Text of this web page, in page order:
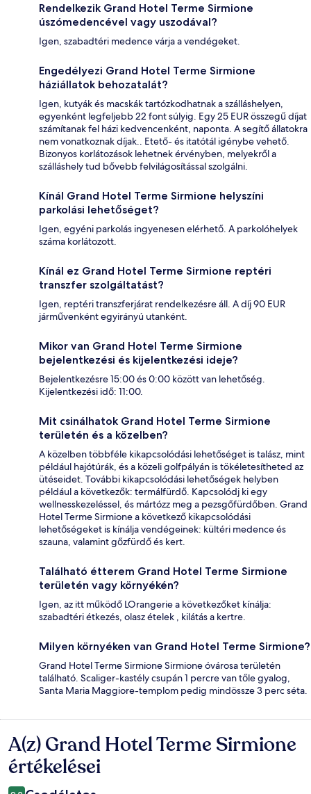
Rendelkezik Grand Hotel Terme Sirmione
úszómedencével vagy uszodával?
Igen, szabadtéri medence várja a vendégeket.
Engedélyezi Grand Hotel Terme Sirmione
háziállatok behozatalát?
Igen, kutyák és macskák tartózkodhatnak a szálláshelyen,
egyenként legfeljebb 22 font súlyig. Egy 25 EUR összegű díjat
számítanak fel házi kedvencenként, naponta. A segítő állatokra
nem vonatkoznak díjak.. Etető- és itatótál igénybe vehető.
Bizonyos korlátozások lehetnek érvényben, melyekről a
szálláshely tud bővebb felvilágosítással szolgálni.
Kínál Grand Hotel Terme Sirmione helyszíni
parkolási lehetőséget?
Igen, egyéni parkolás ingyenesen elérhető. A parkolóhelyek
száma korlátozott.
Kínál ez Grand Hotel Terme Sirmione reptéri
transzfer szolgáltatást?
Igen, reptéri transzferjárat rendelkezésre áll. A díj 90 EUR
járművenként egyirányú utanként.
Mikor van Grand Hotel Terme Sirmione
bejelentkezési és kijelentkezési ideje?
Bejelentkezésre 15:00 és 0:00 között van lehetőség.
Kijelentkezési idő: 11:00.
Mit csinálhatok Grand Hotel Terme Sirmione
területén és a közelben?
A közelben többféle kikapcsolódási lehetőséget is talász, mint
például hajótúrák, és a közeli golfpályán is tökéletesítheted az
ütéseidet. További kikapcsolódási lehetőségek helyben
például a következők: termálfürdő. Kapcsolódj ki egy
wellnesskezeléssel, és mártózz meg a pezsgőfürdőben. Grand
Hotel Terme Sirmione a következő kikapcsolódási
lehetőségeket is kínálja vendégeinek: kültéri medence és
szauna, valamint gőzfürdő és kert.
Található étterem Grand Hotel Terme Sirmione
területén vagy környékén?
Igen, az itt működő LOrangerie a következőket kínálja:
szabadtéri étkezés, olasz ételek , kilátás a kertre.
Milyen környéken van Grand Hotel Terme Sirmione?
Grand Hotel Terme Sirmione Sirmione óvárosa területén
található. Scaliger-kastély csupán 1 percre van tőle gyalog,
Santa Maria Maggiore-templom pedig mindössze 3 perc séta.
Értékelések
A(z) Grand Hotel Terme Sirmione
értékelései